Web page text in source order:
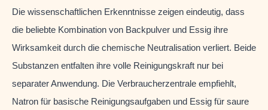
Die wissenschaftlichen Erkenntnisse zeigen eindeutig, dass
die beliebte Kombination von Backpulver und Essig ihre
Wirksamkeit durch die chemische Neutralisation verliert. Beide
Substanzen entfalten ihre volle Reinigungskraft nur bei
separater Anwendung. Die Verbraucherzentrale empfiehlt,
Natron für basische Reinigungsaufgaben und Essig für saure